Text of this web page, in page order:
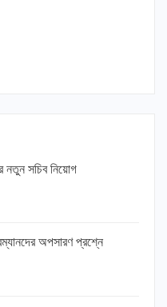
নতুন সচিব নিয়োগ
অপসারণ প্রশ্নে